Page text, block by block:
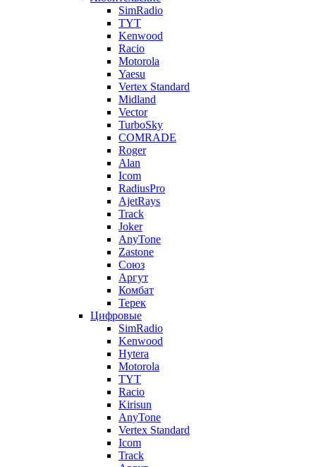
SimRadio
TYT
Kenwood
Racio
Motorola
Yaesu
Vertex Standard
Midland
Vector
TurboSky
COMRADE
Roger
Alan
Icom
RadiusPro
AjetRays
Track
Joker
AnyTone
Zastone
Союз
Аргут
Комбат
Терек
Цифровые
SimRadio
Kenwood
Hytera
Motorola
TYT
Racio
Kirisun
AnyTone
Vertex Standard
Icom
Track